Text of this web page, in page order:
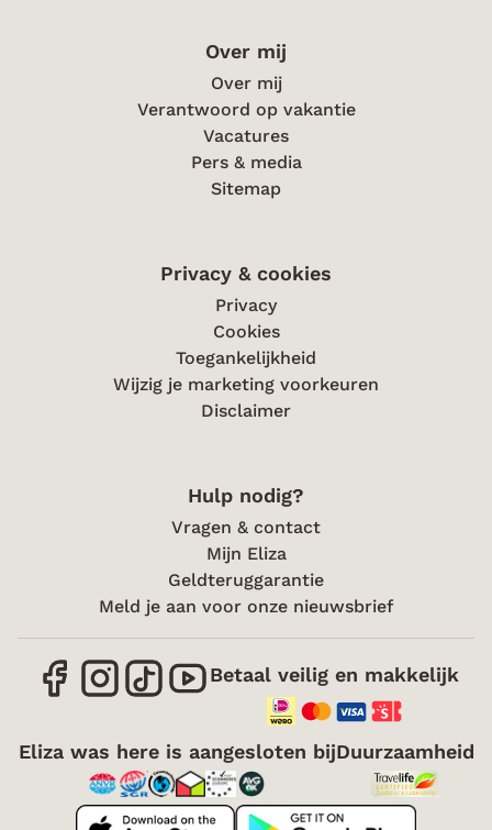
Over mij
Over mij
Verantwoord op vakantie
Vacatures
Pers & media
Sitemap
Privacy & cookies
Privacy
Cookies
Toegankelijkheid
Wijzig je marketing voorkeuren
Disclaimer
Hulp nodig?
Vragen & contact
Mijn Eliza
Geldteruggarantie
Meld je aan voor onze nieuwsbrief
Betaal veilig en makkelijk
Eliza was here is aangesloten bijDuurzaamheid